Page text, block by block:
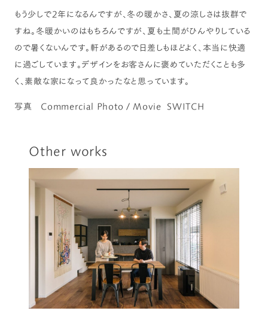
もう少しで2年になるんですが、冬の暖かさ、夏の涼しさは抜群で
すね。冬暖かいのはもちろんですが、夏も土間がひんやりしている
ので暑くないんです。軒があるので日差しもほどよく、本当に快適
に過ごしています。デザインをお客さんに褒めていただくことも多
く、素敵な家になって良かったなと思っています。
写真 Commercial Photo / Movie SWITCH
Other works